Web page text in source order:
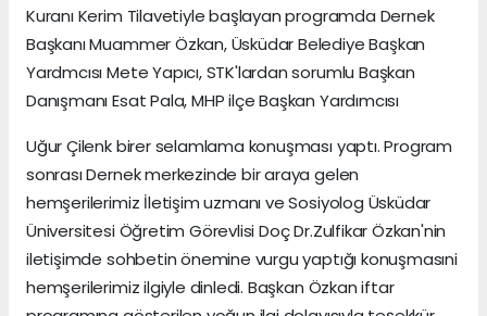
Kuranı Kerim Tilavetiyle başlayan programda Dernek
Başkanı Muammer Özkan, Üsküdar Belediye Başkan
Yardmcısı Mete Yapıcı, STK'lardan sorumlu Başkan
Danışmanı Esat Pala, MHP ilçe Başkan Yardımcısı
Uğur Çilenk birer selamlama konuşması yaptı. Program
sonrası Dernek merkezinde bir araya gelen
hemşerilerimiz İletişim uzmanı ve Sosiyolog Üsküdar
Üniversitesi Öğretim Görevlisi Doç Dr.Zulfikar Özkan'nin
iletişimde sohbetin önemine vurgu yaptığı konuşmasıni
hemşerilerimiz ilgiyle dinledi. Başkan Özkan iftar